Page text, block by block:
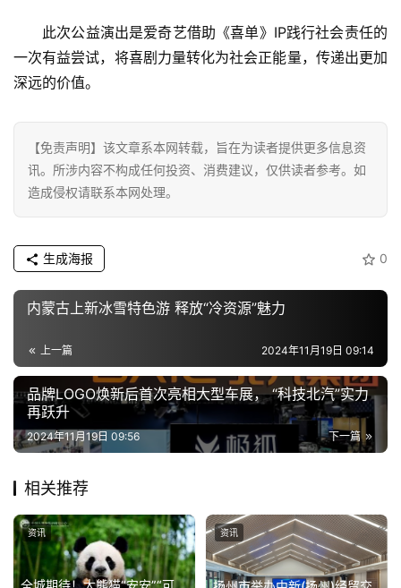
育
题
汽
车
·
能
此次公益演出是爱奇艺借助《喜单》IP践行社会责任的
一次有益尝试，将喜剧力量转化为社会正能量，传递出更加
深远的价值。
【免责声明】该文章系本网转载，旨在为读者提供更多信息资
讯。所涉内容不构成任何投资、消费建议，仅供读者参考。如
造成侵权请联系本网处理。
0
生成海报
内蒙古上新冰雪特色游 释放“冷资源”魅力
上一篇 2024年11月19日 09:14
品牌LOGO焕新后首次亮相大型车展， “科技北汽”实力
再跃升
下一篇
2024年11月19日 09:56
相关推荐
资讯 资讯